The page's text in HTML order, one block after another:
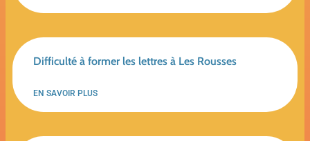
Difficulté à former les lettres à Les Rousses
EN SAVOIR PLUS